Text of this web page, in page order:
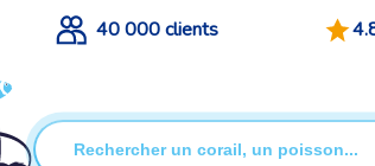
40 000 clients